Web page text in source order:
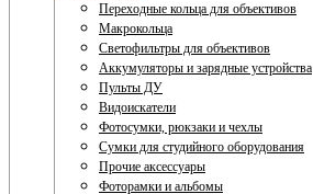
Переходные кольца для объективов
Макрокольца
Светофильтры для объективов
Аккумуляторы и зарядные устройства
Пульты ДУ
Видоискатели
Фотосумки, рюкзаки и чехлы
Сумки для студийного оборудования
Прочие аксессуары
Фоторамки и альбомы